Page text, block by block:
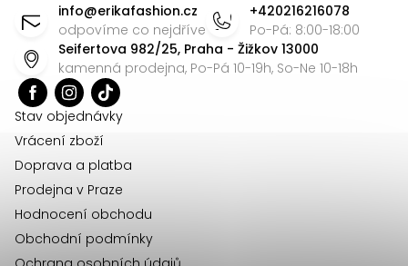
info@erikafashion.cz
odpovíme co nejdříve
+420216216078
Po-Pá: 8:00-18:00
Seifertova 982/25, Praha - Žižkov 13000
kamenná prodejna, Po-Pá 10-19h, So-Ne 10-18h
Stav objednávky
Vrácení zboží
Doprava a platba
Prodejna v Praze
Hodnocení obchodu
Obchodní podmínky